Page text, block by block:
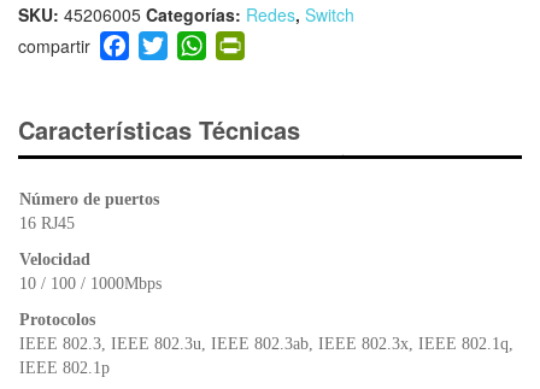
SKU: 45206005 Categorías: Redes, Switch
F
a
e
b
o
o
T
wi
er
W
h
s
A
ri
e
Características Técnicas
Número de puertos
16 RJ45
Velocidad
10 / 100 / 1000Mbps
Protocolos
IEEE 802.3, IEEE 802.3u, IEEE 802.3ab, IEEE 802.3x, IEEE 802.1q,
IEEE 802.1p